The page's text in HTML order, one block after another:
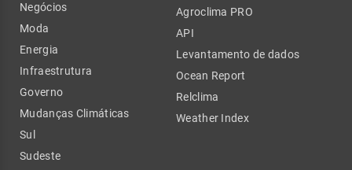
Negócios
Moda
Energia
Infraestrutura
Governo
Mudanças Climáticas
Sul
Sudeste
Agroclima PRO
API
Levantamento de dados
Ocean Report
Relclima
Weather Index